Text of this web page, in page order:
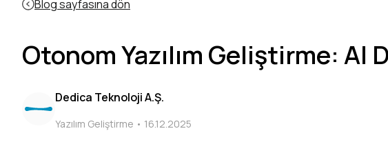
Blog sayfasına dön
Otonom Yazılım Geliştirme: AI
Dedica Teknoloji A.Ş.
Yazılım Geliştirme • 16.12.2025